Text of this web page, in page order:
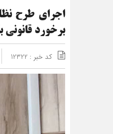
اجرای طرح
برخورد قانونی
کد خبر : 12322